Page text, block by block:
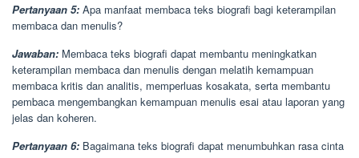
Pertanyaan 5: Apa manfaat membaca teks biografi bagi keterampilan
membaca dan menulis?
Jawaban: Membaca teks biografi dapat membantu meningkatkan
keterampilan membaca dan menulis dengan melatih kemampuan
membaca kritis dan analitis, memperluas kosakata, serta membantu
pembaca mengembangkan kemampuan menulis esai atau laporan yang
jelas dan koheren.
Pertanyaan 6: Bagaimana teks biografi dapat menumbuhkan rasa cinta